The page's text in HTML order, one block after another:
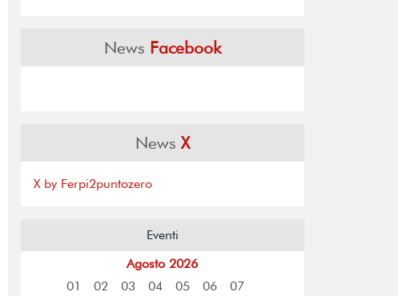
News Facebook
NewsX
X by Ferpi2puntozero
Eventi
Agosto 2026
01
02 03 04 05 06
07